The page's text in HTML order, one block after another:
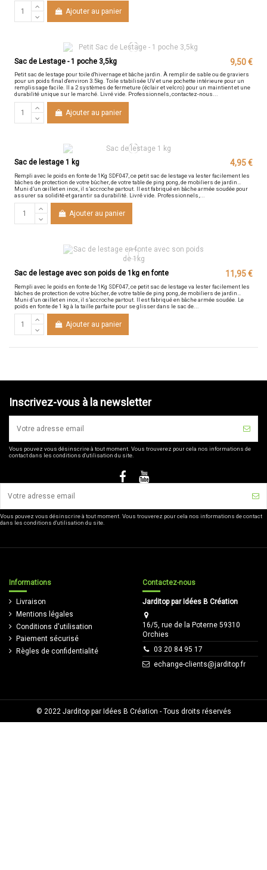
Ajouter au panier
Sac de Lestage - 1 poche 3,5kg 9,50 €
Petit sac de lestage pour toile d'hivernage et bâche jardin. À remplir de sable ou de graviers
pour un poids final d'environ 3.5kg. Toile stabilisée UV et une pochette intérieure pour un
remplissage facile. Il a 2 systèmes de fermeture (éclair et velcro) pour un maintient et une
durabilité unique sur le marché. Livré vide. Professionnels, contactez-nous...
Ajouter au panier
Sac de lestage 1 kg 4,95 €
Rempli avec le poids en fonte de 1Kg SDF047, ce petit sac de lestage va lester facilement les
bâches de protection de votre bûcher, de votre table de ping pong, de mobiliers de jardin…
Muni d’un œillet en inox, il s’accroche partout. Il est fabriqué en bâche armée soudée pour
assurer sa solidité et garantir sa durabilité. Livré vide. Professionnels,...
Ajouter au panier
Sac de lestage avec son poids de 1kg en fonte 11,95 €
Rempli avec le poids en fonte de 1Kg SDF047, ce petit sac de lestage va lester facilement les
bâches de protection de votre bûcher, de votre table de ping pong, de mobiliers de jardin…
Muni d’un œillet en inox, il s’accroche partout. Il est fabriqué en bâche armée soudée. Le
poids en fonte de 1 kg à la taille parfaite pour se glisser dans le sac de...
Ajouter au panier
Inscrivez-vous à la newsletter
Vous pouvez vous désinscrire à tout moment. Vous trouverez pour cela nos informations de
contact dans les conditions d'utilisation du site.
Vous pouvez vous désinscrire à tout moment. Vous trouverez pour cela nos informations de contact
dans les conditions d'utilisation du site.
Informations
Livraison
Mentions légales
Conditions d'utilisation
Paiement sécurisé
Règles de confidentialité
Contactez-nous
Jarditop par Idées B Création
16/5, rue de la Poterne 59310
Orchies
03 20 84 95 17
echange-clients@jarditop.fr
© 2022 Jarditop par Idées B Création - Tous droits réservés